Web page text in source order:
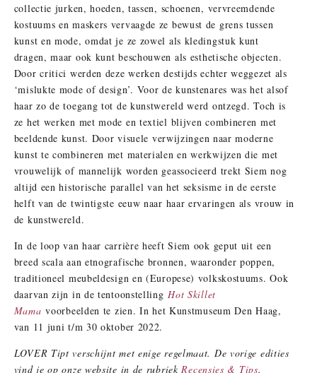
collectie jurken, hoeden, tassen, schoenen, vervreemdende
kostuums en maskers vervaagde ze bewust de grens tussen
kunst en mode,omdat je ze zowel als kledingstuk kunt
dragen, maar ook kunt beschouwen als esthetische objecten.
Door critici werden deze werken destijds echter weggezet als
‘mislukte mode of design’. Voor de kunstenares was het alsof
haar zo de toegang tot de kunstwereld werd ontzegd. Toch is
ze het werken met mode en textiel blijven combineren met
beeldende kunst. Door visuele verwijzingen naar moderne
kunst te combineren met materialen en werkwijzen die met
vrouwelijk of mannelijk worden geassocieerd trekt Siem nog
altijd een historische parallel van het seksisme in de eerste
helft van de twintigste eeuw naar haar ervaringen als vrouw in
de kunstwereld.
In de loop van haar carrière heeft Siem ook geput uit een
breed scala aan etnografische bronnen, waaronder poppen,
traditioneel meubeldesign en (Europese) volkskostuums. Ook
daarvan zijn in de tentoonstellingHot Skillet
Mama voorbeelden te zien. In het Kunstmuseum Den Haag,
van 11 juni t/m 30 oktober 2022.
LOVER Tipt verschijnt met enige regelmaat. De vorige edities
vind je op onze website in de rubriekRecensies & Tips.